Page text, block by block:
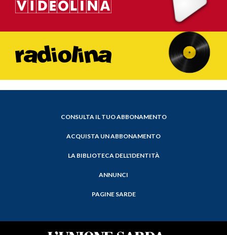
CONSULTA IL TUO ABBONAMENTO
ACQUISTA UN ABBONAMENTO
LA BIBLIOTECA DELL'IDENTITÀ
ANNUNCI
PAGINE SARDE